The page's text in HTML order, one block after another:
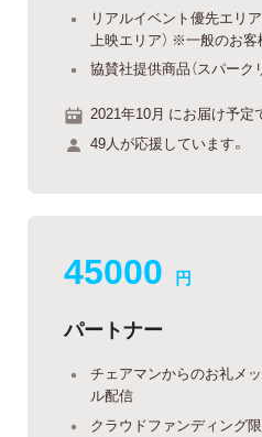
リアルイベント優先エリ
上映エリア） ※一般のお
協賛社提供商品（スパーク
2021年10月 にお届け予定
49人が応援しています。
45000 円
パートナー
チェアマンからのお礼メ
ル配信
クラウドファンディング